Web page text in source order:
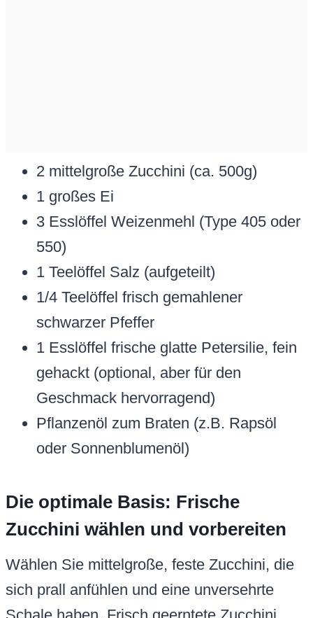
2 mittelgroße Zucchini (ca. 500g)
1 großes Ei
3 Esslöffel Weizenmehl (Type 405 oder
550)
1 Teelöffel Salz (aufgeteilt)
1/4 Teelöffel frisch gemahlener
schwarzer Pfeffer
1 Esslöffel frische glatte Petersilie, fein
gehackt (optional, aber für den
Geschmack hervorragend)
Pflanzenöl zum Braten (z.B. Rapsöl
oder Sonnenblumenöl)
Die optimale Basis: Frische
Zucchini wählen und vorbereiten
Wählen Sie mittelgroße, feste Zucchini, die
sich prall anfühlen und eine unversehrte